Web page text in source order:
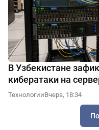
В Узбекистане
кибератаки на
ТехнологииВчера, 18:34